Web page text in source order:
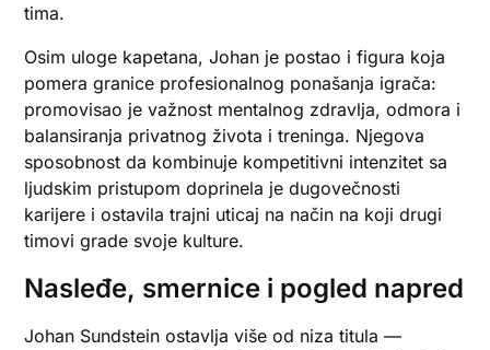
tima.
Osim uloge kapetana, Johan je postao i figura koja
pomera granice profesionalnog ponašanja igrača:
promovisao je važnost mentalnog zdravlja, odmora i
balansiranja privatnog života i treninga. Njegova
sposobnost da kombinuje kompetitivni intenzitet sa
ljudskim pristupom doprinela je dugovečnosti
karijere i ostavila trajni uticaj na način na koji drugi
timovi grade svoje kulture.
Nasleđe, smernice i pogled napred
Johan Sundstein ostavlja više od niza titula —